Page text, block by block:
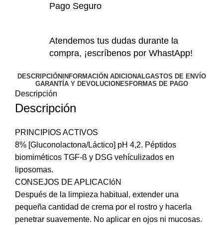
Pago Seguro
Atendemos tus dudas durante la
compra, ¡escríbenos por WhastApp!
DESCRIPCIÓNINFORMACIÓN ADICIONALGASTOS DE ENVÍO
GARANTÍA Y DEVOLUCIONESFORMAS DE PAGO
Descripción
Descripción
PRINCIPIOS ACTIVOS
8% [Gluconolactona/Láctico] pH 4,2. Péptidos
biomiméticos TGF-ß y DSG vehículizados en
liposomas.
CONSEJOS DE APLICACIóN
Después de la limpieza habitual, extender una
pequeña cantidad de crema por el rostro y hacerla
penetrar suavemente. No aplicar en ojos ni mucosas.